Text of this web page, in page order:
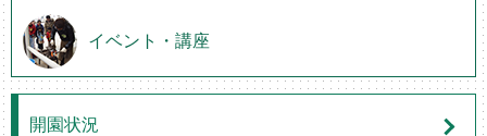
イベント・講座
開園状況